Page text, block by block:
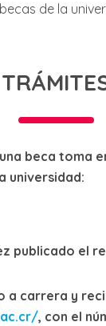
de la
beca toma
universidad:
publicado el
a carrera y
, con el